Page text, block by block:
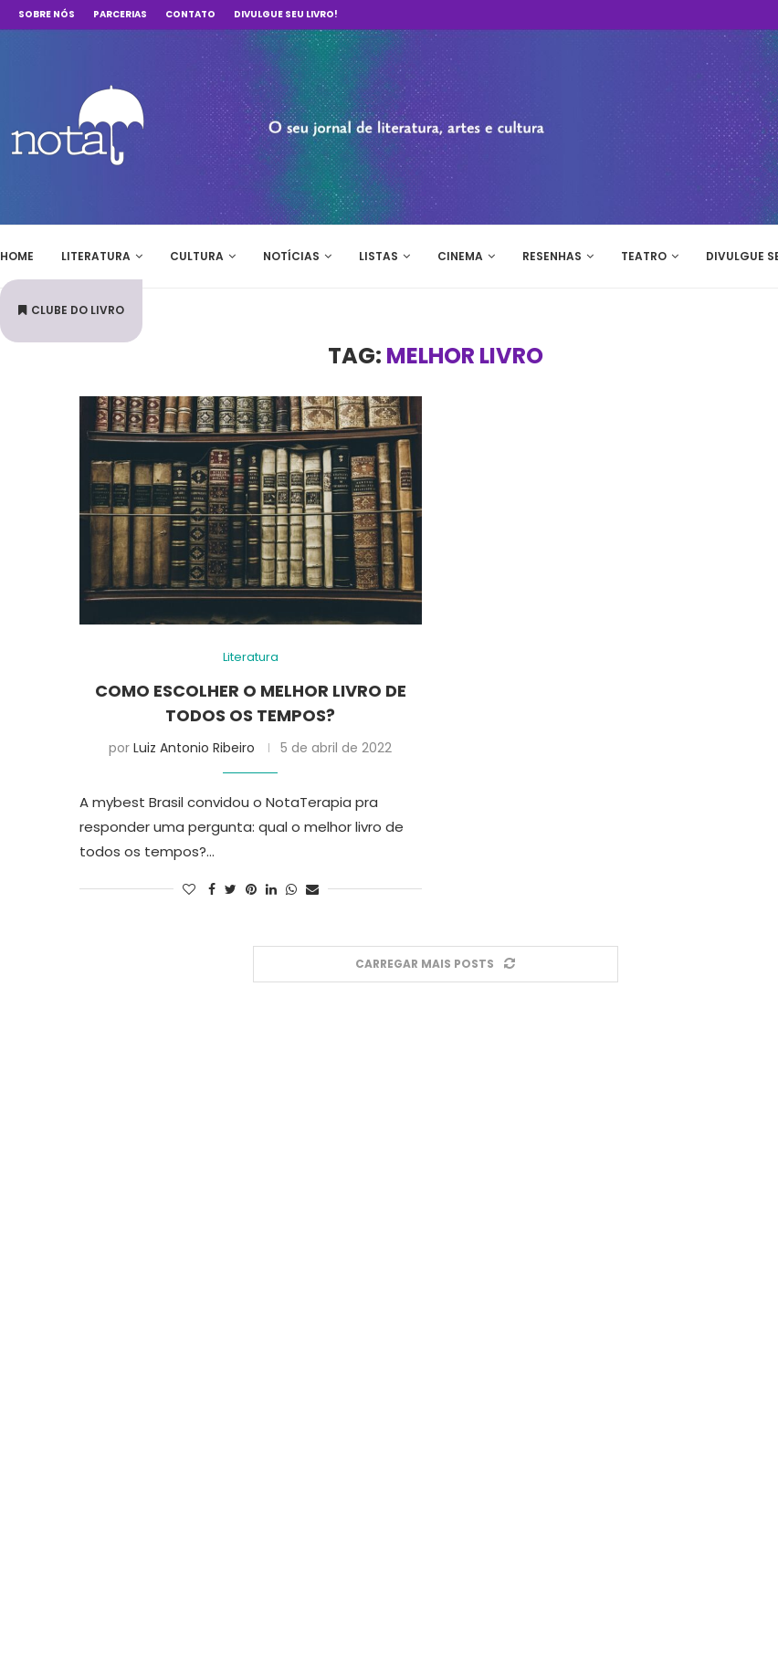
SOBRE NÓS PARCERIAS CONTATO DIVULGUE SEU LIVRO!
HOME LITERATURA CULTURA NOTÍCIAS LISTAS CINEMA RESENHAS TEATRO DIVULGUE
CLUBE DO LIVRO
TAG: MELHOR LIVRO
Literatura
COMO ESCOLHER O MELHOR LIVRO DE
TODOS OS TEMPOS?
porLuiz Antonio Ribeiro 5 de abril de 2022
A mybest Brasil convidou o NotaTerapia pra
responder uma pergunta: qual o melhor livro de
todos os tempos?…
CARREGAR MAIS POSTS